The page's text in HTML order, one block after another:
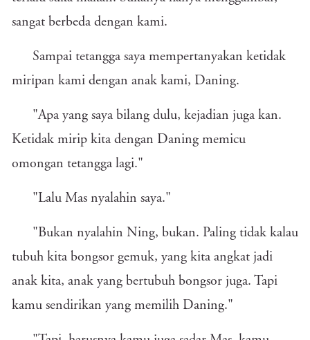
sangat berbeda dengan kami.
Sampai tetangga saya mempertanyakan ketidak
miripan kami dengan anak kami, Daning.
"Apa yang saya bilang dulu, kejadian juga kan.
Ketidak mirip kita dengan Daning memicu
omongan tetangga lagi."
"Lalu Mas nyalahin saya."
"Bukan nyalahin Ning, bukan. Paling tidak kalau
tubuh kita bongsor gemuk, yang kita angkat jadi
anak kita, anak yang bertubuh bongsor juga. Tapi
kamu sendirikan yang memilih Daning."